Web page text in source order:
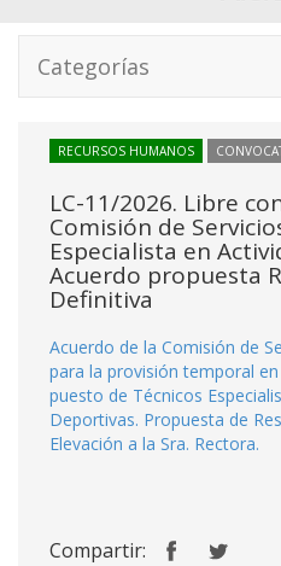
Categorías
RECURSOS HUMANOS
LC-11/2026. Libre
Comisión de
Especialista en
Acuerdo propuesta
Definitiva
Acuerdo de la Comisión de
para la provisión temporal
puesto de Técnicos
Deportivas. Propuesta de
Elevación a la Sra. Rectora.
Compartir: